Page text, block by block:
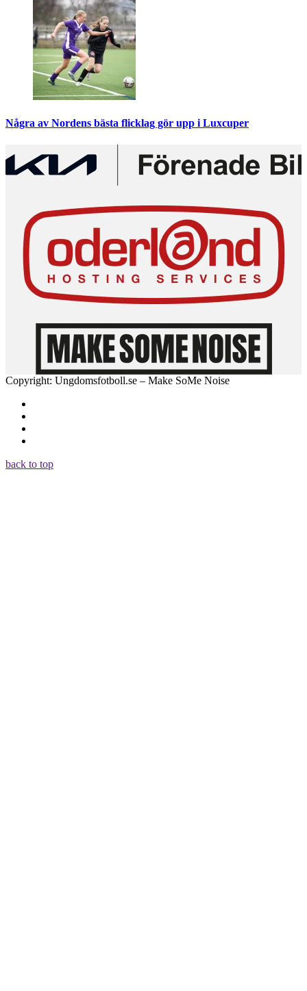
Några av Nordens bästa flicklag gör upp i Luxcuper
Copyright: Ungdomsfotboll.se – Make SoMe Noise
back to top